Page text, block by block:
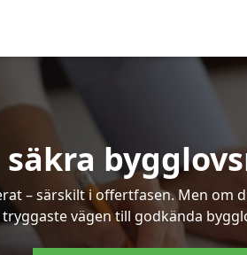
säkra
– särskilt i offertfasen. Men
tryggaste vägen till godkända